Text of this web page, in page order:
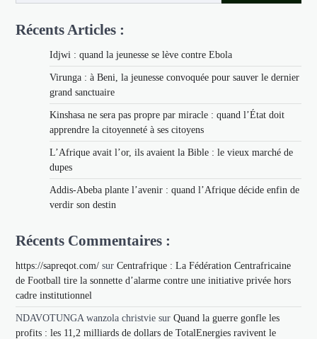
Récents Articles :
Idjwi : quand la jeunesse se lève contre Ebola
Virunga : à Beni, la jeunesse convoquée pour sauver le dernier
grand sanctuaire
Kinshasa ne sera pas propre par miracle : quand l’État doit
apprendre la citoyenneté à ses citoyens
L’Afrique avait l’or, ils avaient la Bible : le vieux marché de
dupes
Addis-Abeba plante l’avenir : quand l’Afrique décide enfin de
verdir son destin
Récents Commentaires :
https://sapreqot.com/ surCentrafrique : La Fédération Centrafricaine
de Football tire la sonnette d’alarme contre une initiative privée hors
cadre institutionnel
NDAVOTUNGA wanzola christvie surQuand la guerre gonfle les
profits : les 11,2 milliards de dollars de TotalEnergies ravivent le